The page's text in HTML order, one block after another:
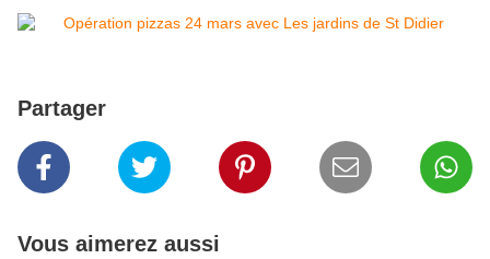
Partager
Vous aimerez aussi